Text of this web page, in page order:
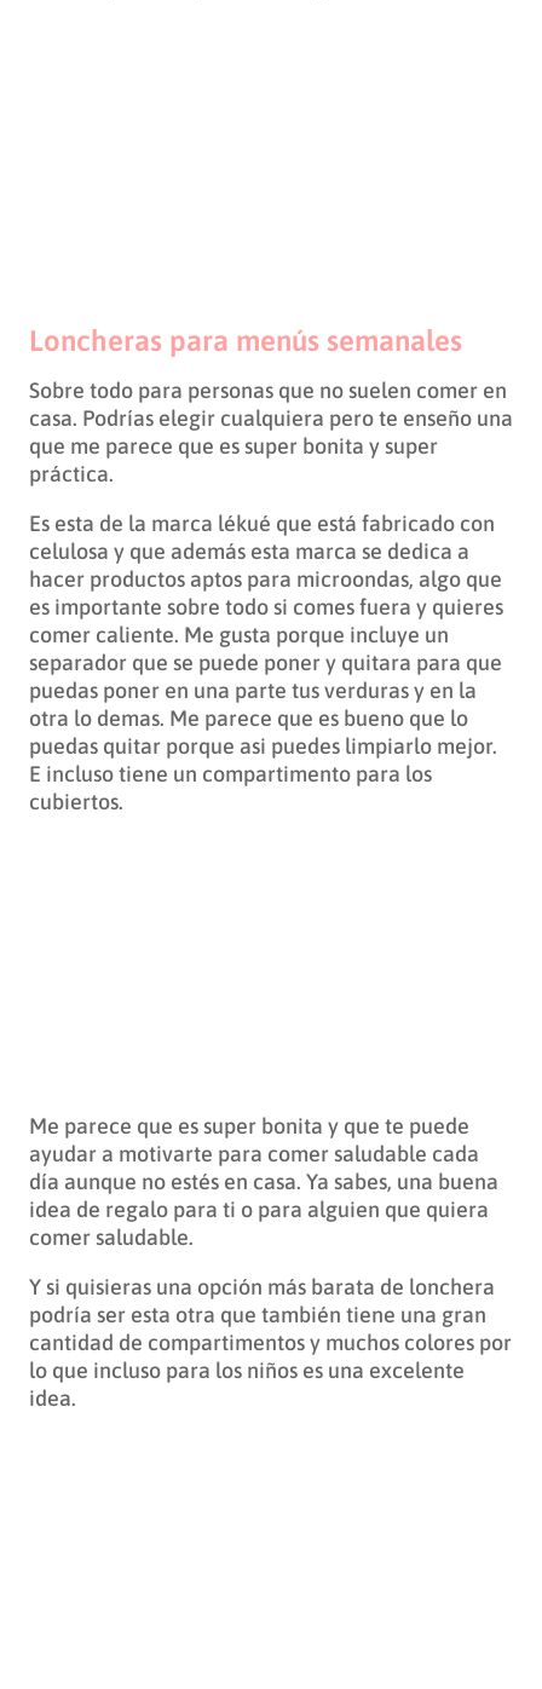
Loncheras para menús semanales
Sobre todo para personas que no suelen comer en
casa. Podrías elegir cualquiera pero te enseño una
que me parece que es super bonita y super
práctica.
Es esta de la marca lékué que está fabricado con
celulosa y que además esta marca se dedica a
hacer productos aptos para microondas, algo que
es importante sobre todo si comes fuera y quieres
comer caliente. Me gusta porque incluye un
separador que se puede poner y quitara para que
puedas poner en una parte tus verduras y en la
otra lo demas. Me parece que es bueno que lo
puedas quitar porque asi puedes limpiarlo mejor.
E incluso tiene un compartimento para los
cubiertos.
Me parece que es super bonita y que te puede
ayudar a motivarte para comer saludable cada
día aunque no estés en casa. Ya sabes, una buena
idea de regalo para ti o para alguien que quiera
comer saludable.
Y si quisieras una opción más barata de lonchera
podría ser esta otra que también tiene una gran
cantidad de compartimentos y muchos colores por
lo que incluso para los niños es una excelente
idea.